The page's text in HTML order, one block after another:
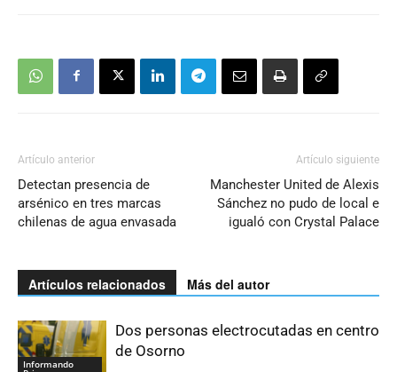
Artículo anterior
Detectan presencia de
arsénico en tres marcas
chilenas de agua envasada
Artículo siguiente
Manchester United de Alexis
Sánchez no pudo de local e
igualó con Crystal Palace
Artículos relacionados Más del autor
Informando
Dos personas electrocutadas en centro
de Osorno